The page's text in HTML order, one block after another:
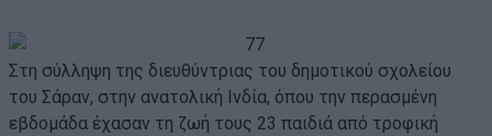
Στη σύλληψη της διευθύντριας του δημοτικού σχολείου
του Σάραν, στην ανατολική Ινδία, όπου την περασμένη
εβδομάδα έχασαν τη ζωή τους 23 παιδιά από τροφική